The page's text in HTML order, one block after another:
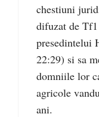
chestiuni
difuzat de
presedintelui
22:29) si sa
domniile lor
agricole
ani.